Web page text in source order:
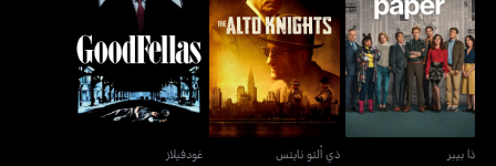
ذا بيبر
ذا بيبر
ذي ألتو نايتس
ذي ألتو نايتس
غودفيلاز
غودفيلاز